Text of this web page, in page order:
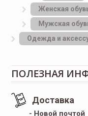
Женская
Мужская
Одежда и
ПОЛЕЗНАЯ
Доставка
- Новой почтой